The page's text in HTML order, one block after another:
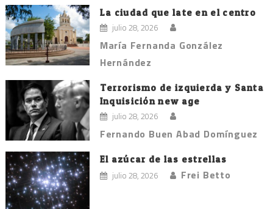
La ciudad que late en el centro
julio 28, 2026
María Fernanda González
Hernández
Terrorismo de izquierda y Santa
Inquisición new age
julio 28, 2026
Fernando Buen Abad Domínguez
El azúcar de las estrellas
julio 28, 2026 Frei Betto